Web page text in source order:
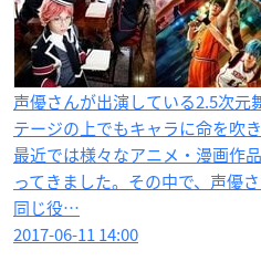
声優さんが出演している2.5次元
テージの上でもキャラに命を吹
最近では様々なアニメ・漫画作
ってきました。その中で、声優
同じ役…
2017-06-11 14:00